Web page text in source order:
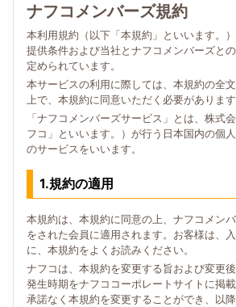
ナフコメンバーズ規約
本利用規約（以下「本規約」といいます。
提供条件および当社とナフコメンバーズと
定められています。
本サービスの利用に際しては、本規約の全
上で、本規約に同意いただく必要があります
「ナフコメンバーズサービス」とは、株式
フコ」といいます。）が行う日本国内の個
のサービスをいいます。
1.規約の適用
本規約は、本規約に同意の上、ナフコメン
をされた会員に適用されます。お客様は、
に、本規約をよくお読みください。
ナフコは、本規約を変更する旨および変更
発生時期をナフココーポレートサイトに掲
承諾なく本規約を変更することができ、以